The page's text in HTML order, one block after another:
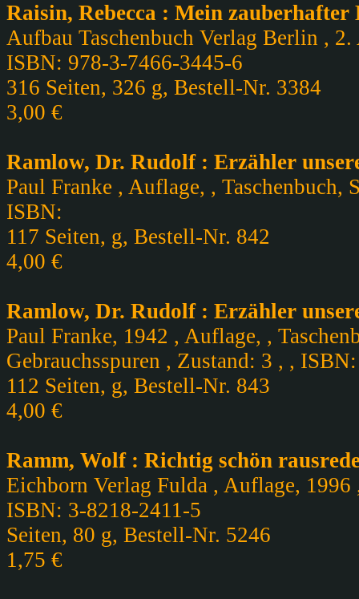
Raisin, Rebecca : Mein zauberhafter
Aufbau Taschenbuch Verlag Berlin ,
ISBN: 978-3-7466-3445-6
316 Seiten, 326 g, Bestell-Nr. 3384
3,00 €
Ramlow, Dr. Rudolf : Erzähler
Paul Franke , Auflage, , Taschenbuch,
ISBN:
117 Seiten, g, Bestell-Nr. 842
4,00 €
Ramlow, Dr. Rudolf : Erzähler
Paul Franke, 1942 , Auflage, ,
Gebrauchsspuren , Zustand: 3 , , ISBN:
112 Seiten, g, Bestell-Nr. 843
4,00 €
Ramm, Wolf : Richtig schön
Eichborn Verlag Fulda , Auflage,
ISBN: 3-8218-2411-5
Seiten, 80 g, Bestell-Nr. 5246
1,75 €